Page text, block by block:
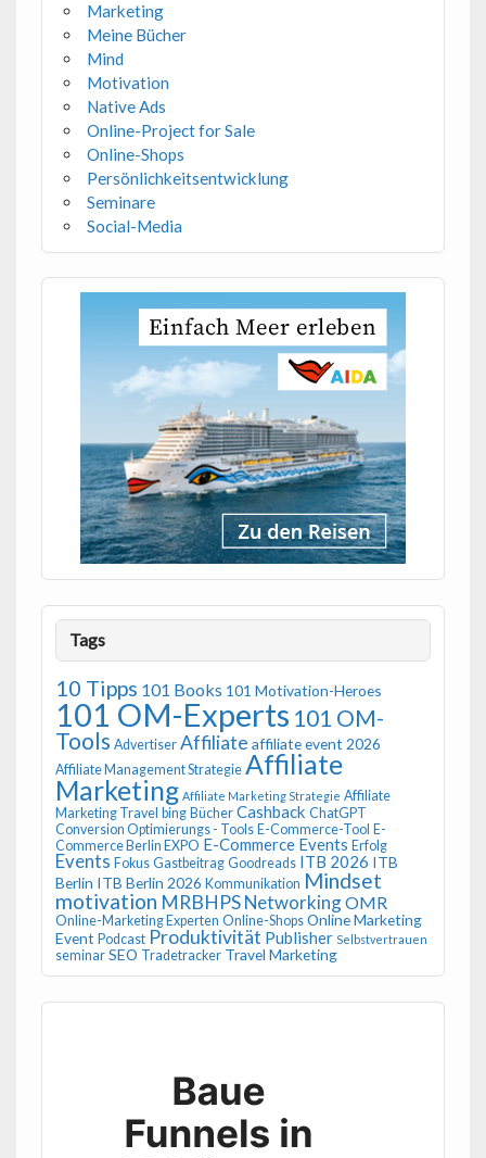
Marketing
Meine Bücher
Mind
Motivation
Native Ads
Online-Project for Sale
Online-Shops
Persönlichkeitsentwicklung
Seminare
Social-Media
Tags
10 Tipps 101 Books 101 Motivation-Heroes
101 OM-Experts 101 OM-
Tools Advertiser Affiliate affiliate event 2026
Affiliate Management Strategie Affiliate
Marketing Affiliate Marketing Strategie Affiliate
Marketing Travel bing Bücher Cashback ChatGPT
Conversion Optimierungs - Tools E-Commerce-Tool E-
Commerce Berlin EXPO E-Commerce Events Erfolg
Events Fokus Gastbeitrag Goodreads ITB 2026 ITB
Berlin ITB Berlin 2026 Kommunikation Mindset
motivation MRBHPSNetworkingOMR
Online-Marketing Experten Online-Shops Online Marketing
Event Podcast Produktivität Publisher Selbstvertrauen
seminar SEO Tradetracker Travel Marketing